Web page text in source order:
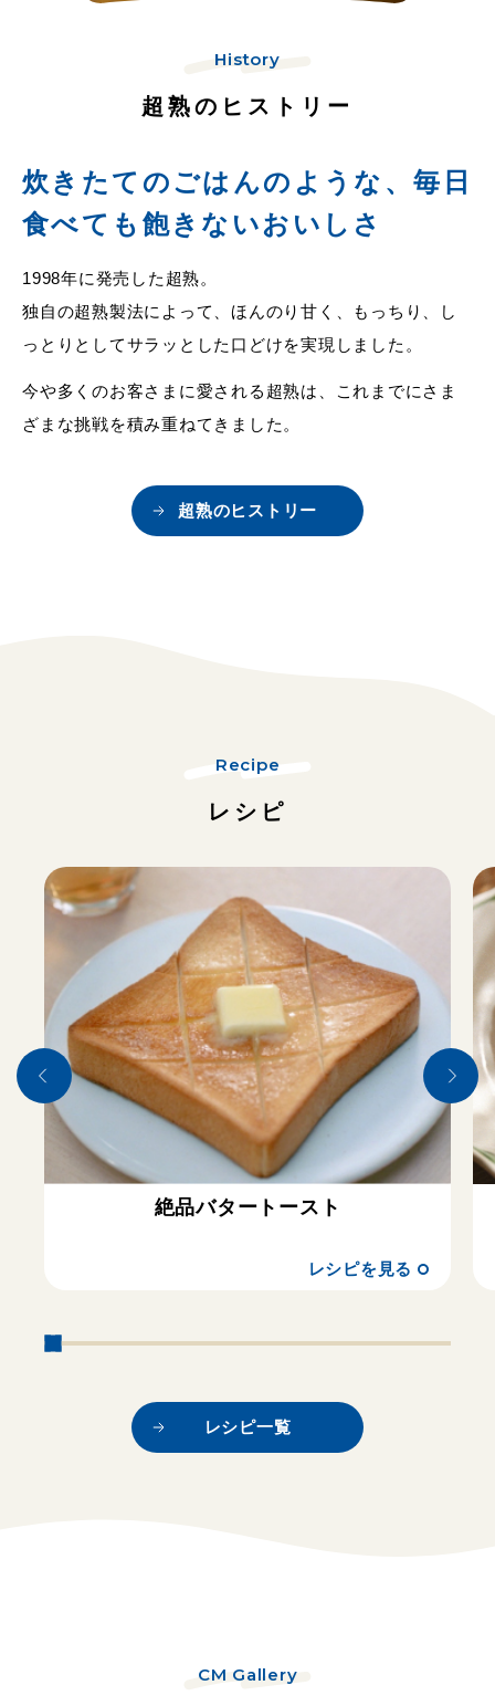
History
超熟のヒストリー
炊きたてのごはんのような、毎日
食べても飽きないおいしさ
1998年に発売した超熟。
独自の超熟製法によって、ほんのり甘く、もっちり、
し
っとりとしてサラッとした口どけを実現しました。
今や多くのお客さまに愛される超熟は、
これまでにさま
ざまな挑戦を積み重ねてきました。
超熟のヒストリー
Recipe
レシピ
絶品バタートースト
レシピを見る
レシピ一覧
CM Gallery